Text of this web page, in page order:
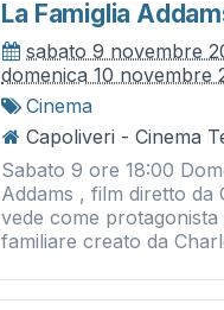
La Famiglia
sabato 9 novembre
domenica 10 novembre
Cinema
Capoliveri - Cinema
Sabato 9 ore 18:00
Addams , film diretto da
vede come
familiare creato da